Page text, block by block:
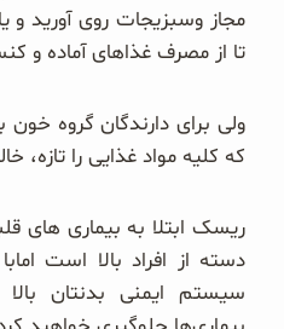
مجاز وسبزیجات روی آورید و
تا از مصرف غذاهای آماده و
که کلیه مواد غذایی را
ریسک ابتلا به بیماری های
دسته از افراد بالا است
سیستم ایمنی بدنتان بالا